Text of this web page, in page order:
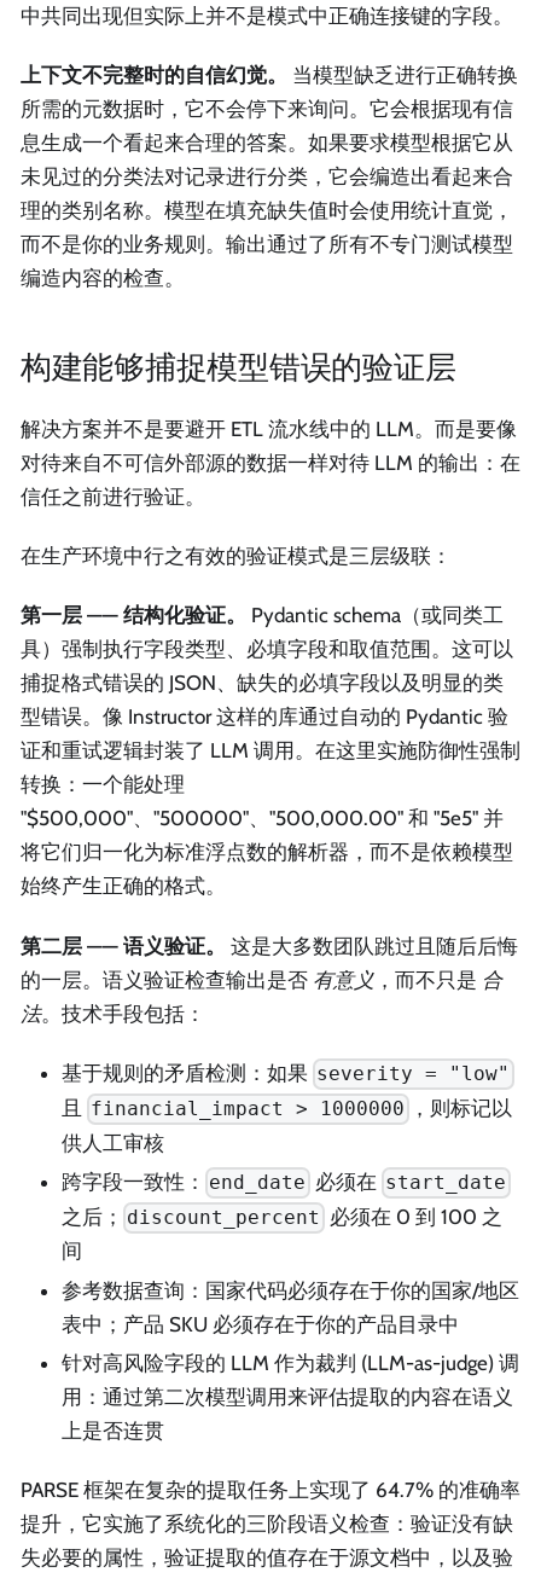
中共同出现但实际上并不是模式中正确连接键的字段。
上下文不完整时的自信幻觉。
当模型缺乏进行正确转换
所需的元数据时，它不会停下来询问。它会根据现有信
息生成一个看起来合理的答案。如果要求模型根据它从
未见过的分类法对记录进行分类，它会编造出看起来合
理的类别名称。模型在填充缺失值时会使用统计直觉，
而不是你的业务规则。输出通过了所有不专门测试模型
编造内容的检查。
构建能够捕捉模型错误的验证层
解决方案并不是要避开 ETL 流水线中的 LLM。而是要像
对待来自不可信外部源的数据一样对待 LLM 的输出：在
信任之前进行验证。
在生产环境中行之有效的验证模式是三层级联：
第一层 —— 结构化验证。
Pydantic schema（或同类工
具）强制执行字段类型、必填字段和取值范围。这可以
捕捉格式错误的 JSON、缺失的必填字段以及明显的类
型错误。像 Instructor 这样的库通过自动的 Pydantic 验
证和重试逻辑封装了 LLM 调用。在这里实施防御性强制
转换：一个能处理
"$500,000"、"500000"、"500,000.00" 和 "5e5" 并
将它们归一化为标准浮点数的解析器，而不是依赖模型
始终产生正确的格式。
第二层 —— 语义验证。
这是大多数团队跳过且随后后悔
的一层。语义验证检查输出是否 有意义 ，而不只是 合
法。技术手段包括：
基于规则的矛盾检测：如果 severity = "low"
且 financial_impact > 1000000
，则标记以
供人工审核
跨字段一致性： end_date 必须在 start_date
之后； discount_percent 必须在 0 到 100 之
间
参考数据查询：国家代码必须存在于你的国家/地区
表中；产品 SKU 必须存在于你的产品目录中
针对高风险字段的 LLM 作为裁判 (LLM-as-judge) 调
用：通过第二次模型调用来评估提取的内容在语义
上是否连贯
PARSE 框架在复杂的提取任务上实现了 64.7% 的准确率
提升，它实施了系统化的三阶段语义检查：验证没有缺
失必要的属性，验证提取的值存在于源文档中，以及验